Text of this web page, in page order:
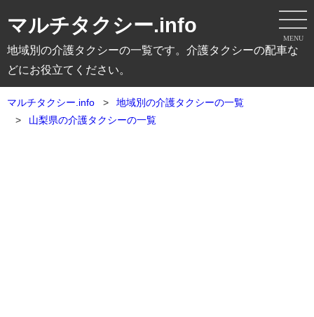
MENU
マルチタクシー.info
地域別の介護タクシーの一覧です。介護タクシーの配車な
どにお役立てください。
マルチタクシー.info
地域別の介護タクシーの一覧
山梨県の介護タクシーの一覧